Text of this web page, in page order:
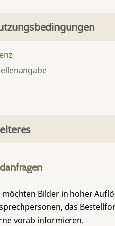
möchten Bilder in hoher
das
vorab informieren.